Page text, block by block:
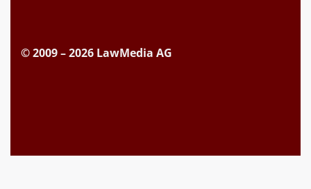
© 2009 – 2026 LawMedia AG